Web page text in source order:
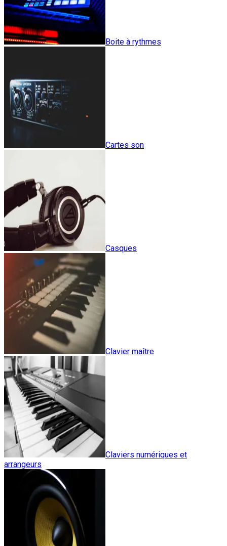
Boite à rythmes
Cartes son
Casques
Clavier maître
Claviers numériques et
arrangeurs